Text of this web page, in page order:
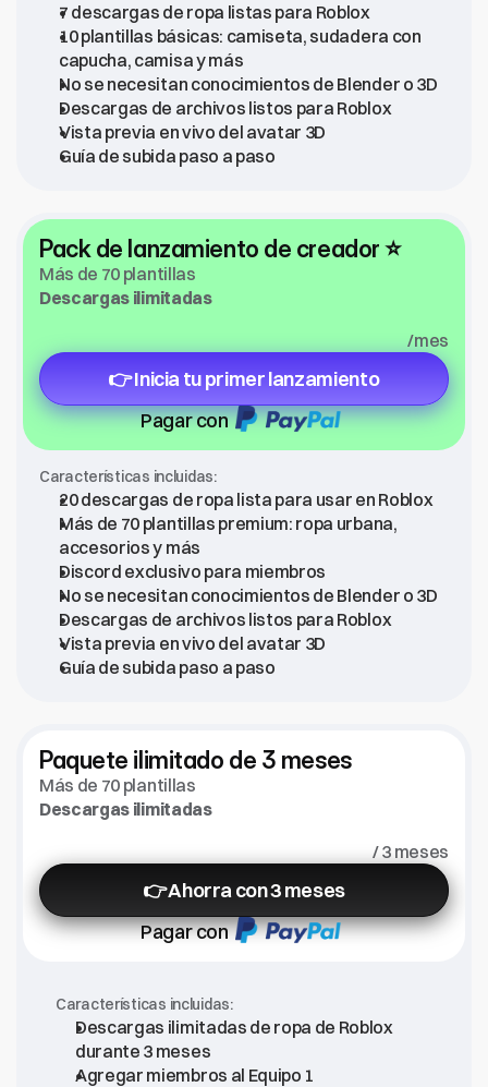
Pack de lanzamiento de creador ⭐
Más de 70 plantillas
Descargas ilimitadas
/mes
👉 Inicia tu primer lanzamiento
Pagar con
Características incluidas:
20 descargas de ropa lista para usar en Roblox
Más de 70 plantillas premium: ropa urbana,
accesorios y más
Discord exclusivo para miembros
No se necesitan conocimientos de Blender o 3D
Descargas de archivos listos para Roblox
Vista previa en vivo del avatar 3D
Guía de subida paso a paso
7 descargas de ropa listas para Roblox
10 plantillas básicas: camiseta, sudadera con
capucha, camisa y más
No se necesitan conocimientos de Blender o 3D
Descargas de archivos listos para Roblox
Vista previa en vivo del avatar 3D
Guía de subida paso a paso
Paquete ilimitado de 3 meses
Más de 70 plantillas
Descargas ilimitadas
/ 3 meses
👉 Ahorra con 3 meses
Pagar con
Características incluidas:
Descargas ilimitadas de ropa de Roblox
durante 3 meses
Agregar miembros al Equipo 1